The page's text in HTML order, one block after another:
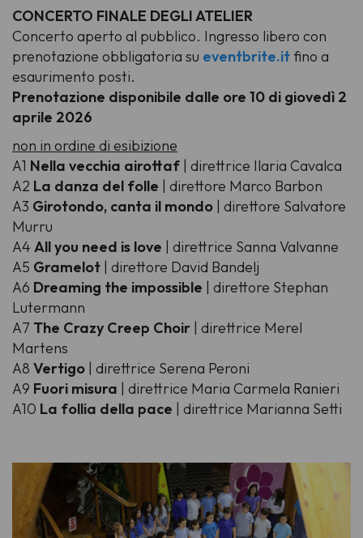
CONCERTO FINALE DEGLI ATELIER
Concerto aperto al pubblico. Ingresso libero con
prenotazione obbligatoria su eventbrite.itfino a
esaurimento posti.
Prenotazione disponibile dalle ore 10 di giovedì 2
aprile 2026
non in ordine di esibizione
A1 Nella vecchia airottaf | direttrice Ilaria Cavalca
A2 La danza del folle | direttore Marco Barbon
A3 Girotondo, canta il mondo | direttore Salvatore
Murru
A4 All you need is love | direttrice Sanna Valvanne
A5 Gramelot | direttore David Bandelj
A6 Dreaming the impossible | direttore Stephan
Lutermann
A7 The Crazy Creep Choir | direttrice Merel
Martens
A8 Vertigo | direttrice Serena Peroni
A9 Fuori misura | direttrice Maria Carmela Ranieri
A10 La follia della pace | direttrice Marianna Setti